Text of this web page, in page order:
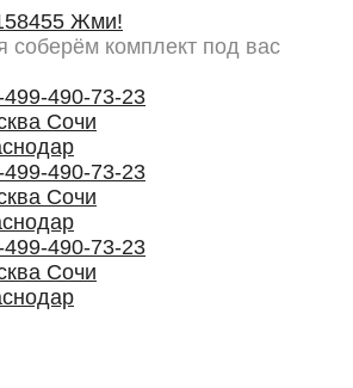
Жми!
соберём комплект под вас